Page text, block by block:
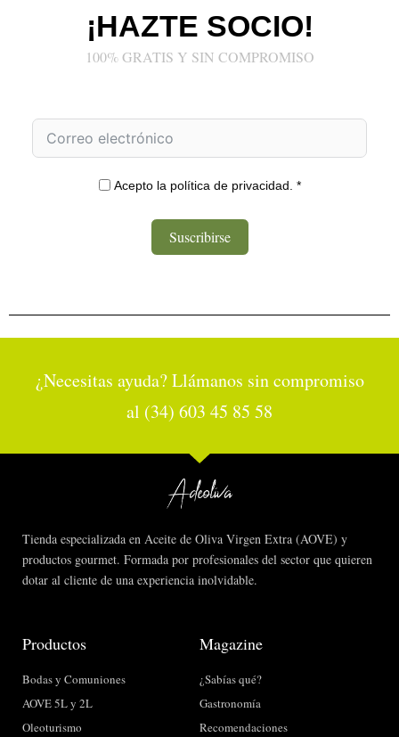
¡HAZTE SOCIO!
100% GRATIS Y SIN COMPROMISO
Acepto la política de privacidad. *
Suscribirse
¿Necesitas ayuda? Llámanos sin compromiso
al (34) 603 45 85 58
Tienda especializada en Aceite de Oliva Virgen Extra (AOVE) y
productos gourmet. Formada por profesionales del sector que quieren
dotar al cliente de una experiencia inolvidable.
Productos
Bodas y Comuniones
AOVE 5L y 2L
Oleoturismo
Magazine
¿Sabías qué?
Gastronomía
Recomendaciones